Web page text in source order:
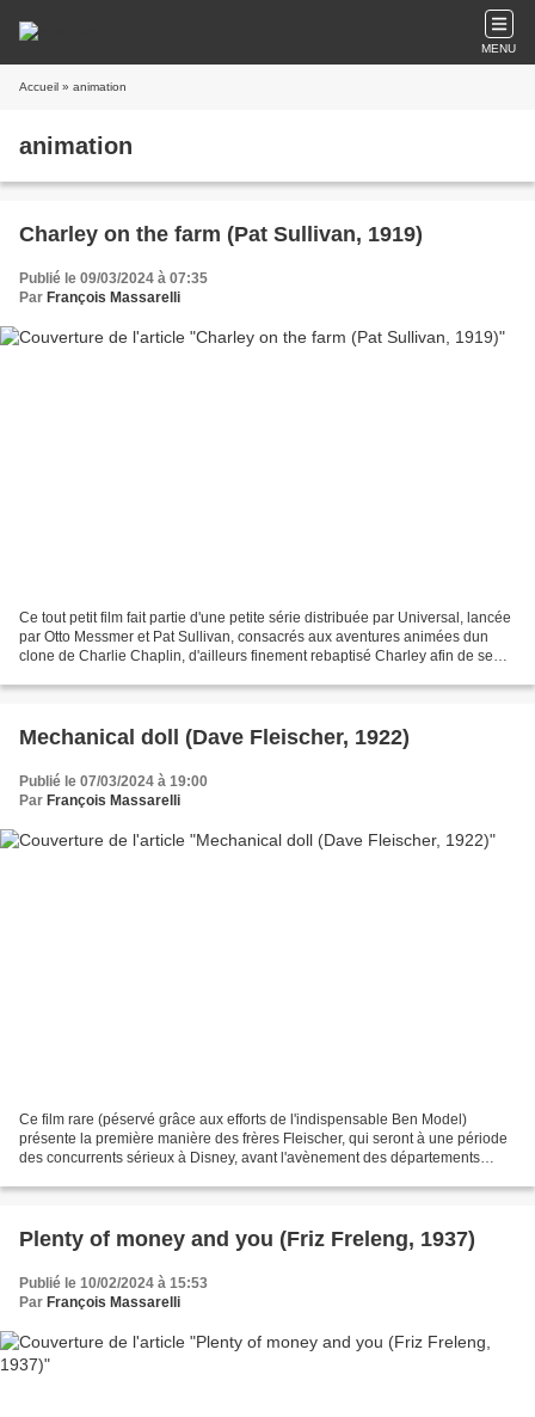
MENU
Accueil » animation
animation
Charley on the farm (Pat Sullivan, 1919)
Publié le 09/03/2024 à 07:35
Par François Massarelli
Ce tout petit film fait partie d'une petite série distribuée par Universal, lancée
par Otto Messmer et Pat Sullivan, consacrés aux aventures animées dun
clone de Charlie Chaplin, d'ailleurs finement rebaptisé Charley afin de se
Mechanical doll (Dave Fleischer, 1922)
Publié le 07/03/2024 à 19:00
Par François Massarelli
Ce film rare (péservé grâce aux efforts de l'indispensable Ben Model)
présente la première manière des frères Fleischer, qui seront à une période
des concurrents sérieux à Disney, avant l'avènement des départements
Plenty of money and you (Friz Freleng, 1937)
Publié le 10/02/2024 à 15:53
Par François Massarelli